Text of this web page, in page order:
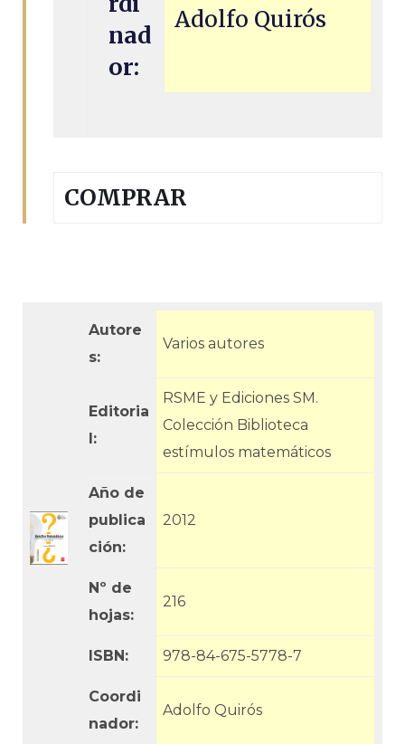
nad
or:
Adolfo Quirós
COMPRAR
Autore
s:
Varios autores
Editoria
l:
RSME y Ediciones SM.
Colección Biblioteca
estímulos matemáticos
Año de
publica
ción:
2012
Nº de
hojas:
216
ISBN: 978-84-675-5778-7
Coordi
nador:
Adolfo Quirós